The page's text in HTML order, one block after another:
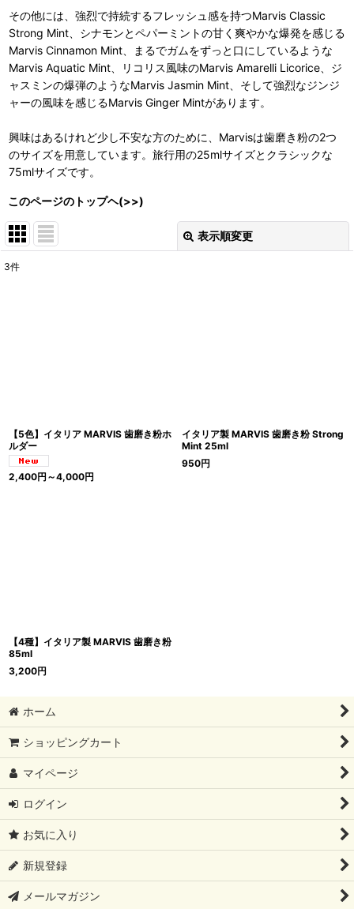
その他には、強烈で持続するフレッシュ感を持つMarvis Classic
Strong Mint、シナモンとペパーミントの甘く爽やかな爆発を感じる
Marvis Cinnamon Mint、まるでガムをずっと口にしているような
Marvis Aquatic Mint、リコリス風味のMarvis Amarelli Licorice、ジ
ャスミンの爆弾のようなMarvis Jasmin Mint、そして強烈なジンジ
ャーの風味を感じるMarvis Ginger Mintがあります。
興味はあるけれど少し不安な方のために、Marvisは歯磨き粉の2つ
のサイズを用意しています。旅行用の25mlサイズとクラシックな
75mlサイズです。
このページのトップヘ(>>)
表示順変更
3件
【5色】イタリア MARVIS 歯磨き粉ホ
ルダー
2,400円 ～4,000円
イタリア製 MARVIS 歯磨き粉 Strong
Mint 25ml
950円
【4種】イタリア製 MARVIS 歯磨き粉
85ml
3,200円
ホーム
ショッピングカート
マイページ
ログイン
お気に入り
新規登録
メールマガジン